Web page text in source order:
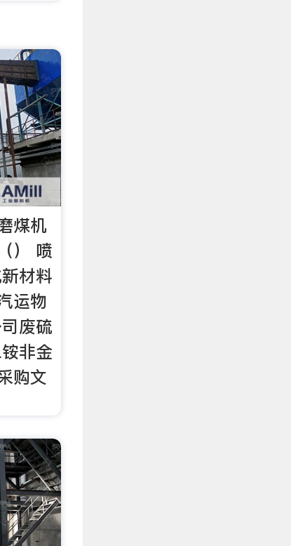
煤机
） 喷
材料
运物
废硫
非金
购文